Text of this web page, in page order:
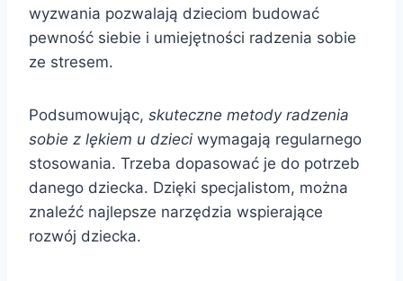
wyzwania pozwalają dzieciom budować
pewność siebie i umiejętności radzenia sobie
ze stresem.
Podsumowując, skuteczne metody radzenia
sobie z lękiem u dzieci wymagają regularnego
stosowania. Trzeba dopasować je do potrzeb
danego dziecka. Dzięki specjalistom, można
znaleźć najlepsze narzędzia wspierające
rozwój dziecka.